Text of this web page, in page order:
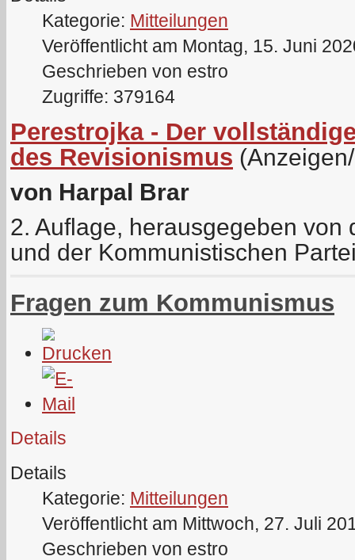
Kategorie: Mitteilungen
Veröffentlicht am Montag, 15. Juni
Geschrieben von estro
Zugriffe: 379164
Perestrojka - Der
des Revisionismus
von Harpal Brar
2. Auflage, herausgegeben von
und der Kommunistischen
Fragen zum Kommunismus
Details
Details
Kategorie: Mitteilungen
Veröffentlicht am Mittwoch, 27. Juli
Geschrieben von estro